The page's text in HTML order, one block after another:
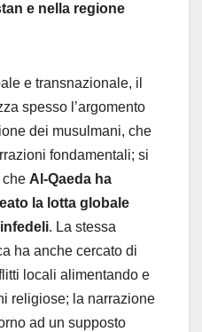
e nella regione
e transnazionale, il
spesso l’argomento
dei musulmani, che
fondamentali; si
che Al-Qaeda ha
la lotta globale
. La stessa
ha anche cercato di
locali alimentando e
religiose; la narrazione
ad un supposto